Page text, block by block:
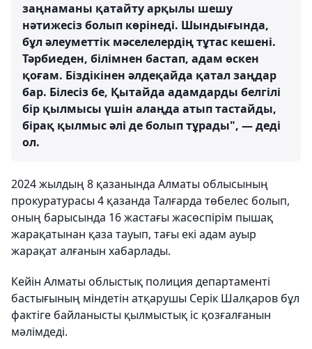
заңнаманы қатайту арқылы шешу
нәтижесіз болып көрінеді. Шындығында,
бұл әлеуметтік мәселелердің тұтас кешені.
Тәрбиеден, білімнен бастап, адам өскен
қоғам. Біздікінен әлдеқайда қатал заңдар
бар. Білесіз бе, Қытайда адамдарды белгілі
бір қылмысы үшін алаңда атып тастайды,
бірақ қылмыс әлі де болып тұрады", — деді
ол.
2024 жылдың 8 қазанында Алматы облысының
прокуратурасы 4 қазанда Талғарда төбелес болып,
оның барысында 16 жастағы жасөспірім пышақ
жарақатынан қаза тауып, тағы екі адам ауыр
жарақат алғанын хабарлады.
Кейін Алматы облыстық полиция департаменті
бастығының міндетін атқарушы Серік Шалқаров бұл
фактіге байланысты қылмыстық іс қозғалғанын
мәлімдеді.